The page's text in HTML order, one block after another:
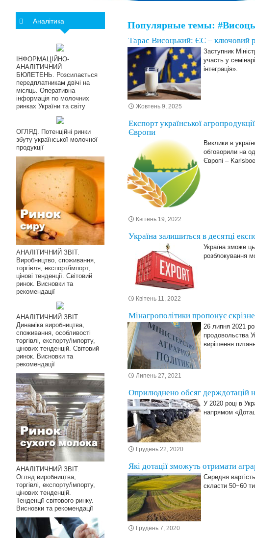
Популярные темы:
Тарас Висоцький: ЄС – ключовий
Заступник
участь у
інтеграція».
Жовтень 9, 2025
Експорт української
Європи
Виклики в
обговорили на
Європі –
Квітень 19, 2022
Україна залишиться в десятці
Україна зможе
розблокування
Квітень 11, 2022
Мінагрополітики пропонує
26 липня 2021
продовольства
вирішення
Липень 27, 2021
Оприлюднено обсяг держдотацій
У 2020 році в
напрямом
Грудень 22, 2020
Які дотації зможуть отримати
Середня
скласти 50−60
Грудень 7, 2020
Аналітика
ІНФОРМАЦІЙНО-
АНАЛІТИЧНИЙ
БЮЛЕТЕНЬ. Розсилається
передплатникам двічі на
місяць. Оперативна
інформація по молочних
ринках України та світу
ОГЛЯД. Потенційні ринки
збуту української молочної
продукції
АНАЛІТИЧНИЙ ЗВІТ.
Виробництво, споживання,
торгівля, експорт/імпорт,
цінові тенденції. Світовий
ринок. Висновки та
рекомендації
АНАЛІТИЧНИЙ ЗВІТ.
Динаміка виробництва,
споживання, особливості
торгівлі, експорту/імпорту,
цінових тенденцій. Світовий
ринок. Висновки та
рекомендації
АНАЛІТИЧНИЙ ЗВІТ.
Огляд виробництва,
торгівлі, експорту/імпорту,
цінових тенденцій.
Тенденції світового ринку.
Висновки та рекомендації